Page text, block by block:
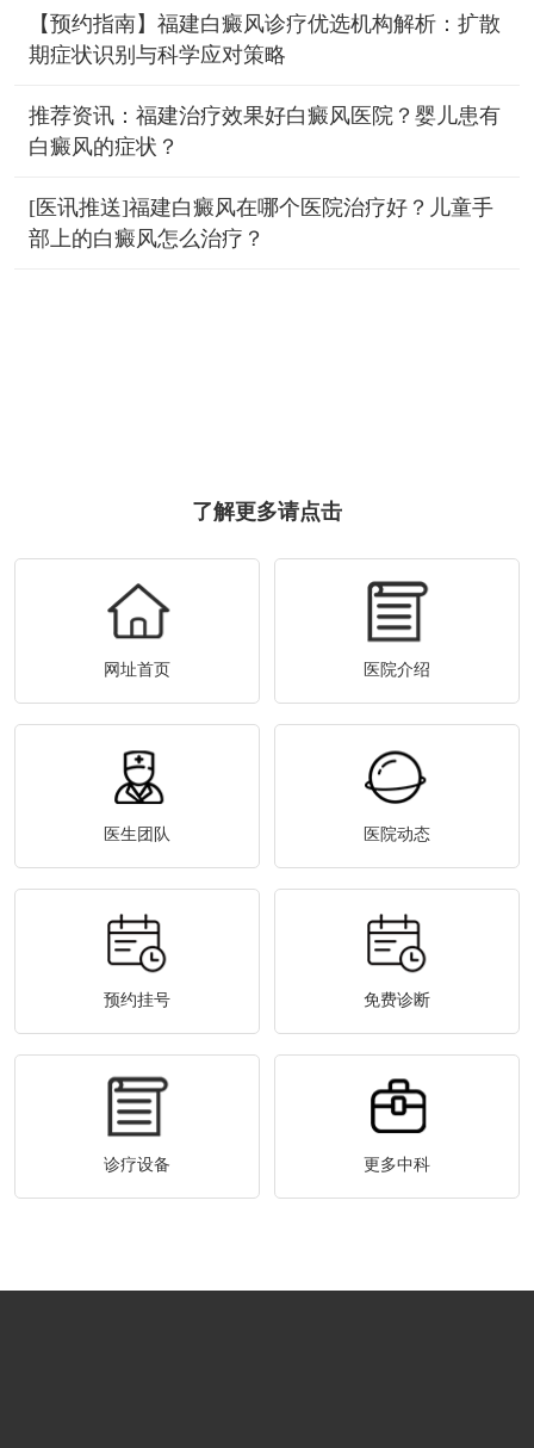
【预约指南】福建白癜风诊疗优选机构解析：扩散
期症状识别与科学应对策略
推荐资讯：福建治疗效果好白癜风医院？婴儿患有
白癜风的症状？
[医讯推送]福建白癜风在哪个医院治疗好？儿童手
部上的白癜风怎么治疗？
了解更多请点击
网址首页 医院介绍
医生团队 医院动态
预约挂号 免费诊断
诊疗设备 更多中科